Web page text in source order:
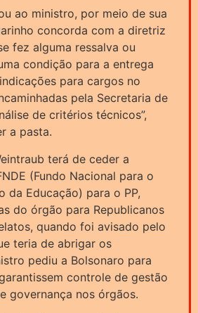
ao ministro, por meio de sua
concorda com a diretriz
fez alguma ressalva ou
condição para a entrega
para cargos no
pela Secretaria de
de critérios técnicos”,
a pasta.
terá de ceder a
(Fundo Nacional para o
da Educação) para o PP,
do órgão para Republicanos
quando foi avisado pelo
teria de abrigar os
pediu a Bolsonaro para
controle de gestão
governança nos órgãos.